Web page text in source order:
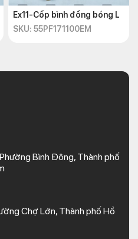
Ex11-Cốp bình đồng bóng L
SKU: 55PF171100EM
Bình Đông, Thành phố
Chợ Lớn, Thành phố Hồ